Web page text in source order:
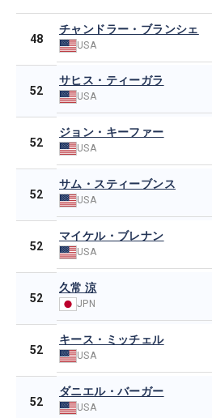
48
チャンドラー・ブランシェ
USA
52
サヒス・ティーガラ
USA
52
ジョン・キーファー
USA
52
サム・スティーブンス
USA
52
マイケル・ブレナン
USA
52
久常 涼
JPN
52
キース・ミッチェル
USA
52
ダニエル・バーガー
USA